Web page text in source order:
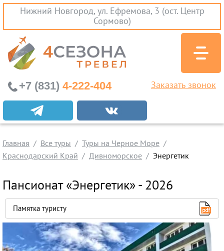
Нижний Новгород, ул. Ефремова, 3 (ост. Центр
Сормово)
Экскурсионные туры
Заграничные экскурсии
Туры на Черное Море
Краснодарский Край
Крым
Проезд без проживания
Вылеты из Нижнего Новгорода
Горящие туры
+7 (831) 4-222-404 Заказать звонок
Главная Все туры
Туры на Черное Море
Краснодарский Край
Дивноморское Энергетик
Пансионат «Энергетик» - 2026
Памятка туристу